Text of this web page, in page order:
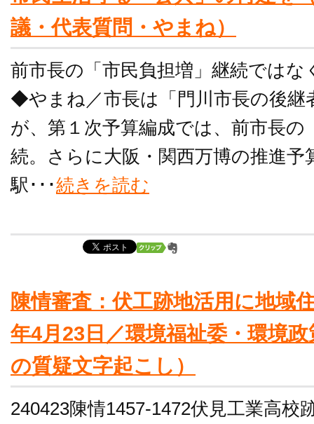
議・代表質問・やまね）
前市長の「市民負担増」継続ではな
◆やまね／市長は「門川市長の後継
が、第１次予算編成では、前市長の
続。さらに大阪・関西万博の推進予
駅･･･続きを読む
陳情審査：伏工跡地活用に地域
年4月23日／環境福祉委・環境
の質疑文字起こし）
240423陳情1457-1472伏見工業高校